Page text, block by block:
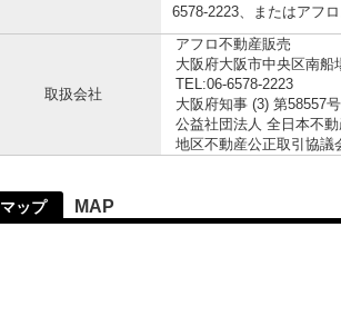
6578-2223、またはアフ
取扱会社
アフロ不動産販売
大阪府大阪市中央区南船
TEL:06-6578-2223
大阪府知事 (3) 第58557号
公益社団法人 全日本不
地区不動産公正取引協
マップ MAP